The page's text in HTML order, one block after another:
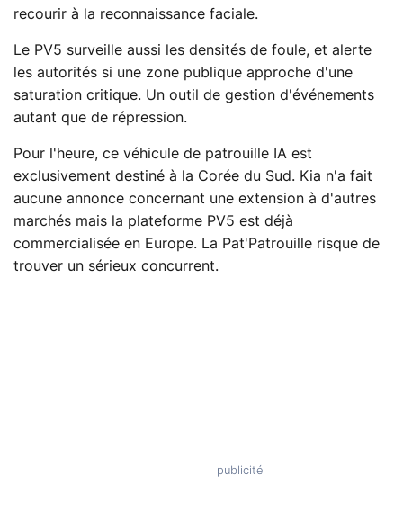
recourir à la reconnaissance faciale.
Le PV5 surveille aussi les densités de foule, et alerte
les autorités si une zone publique approche d'une
saturation critique. Un outil de gestion d'événements
autant que de répression.
Pour l'heure, ce véhicule de patrouille IA est
exclusivement destiné à la Corée du Sud. Kia n'a fait
aucune annonce concernant une extension à d'autres
marchés mais la plateforme PV5 est déjà
commercialisée en Europe. La Pat'Patrouille risque de
trouver un sérieux concurrent.